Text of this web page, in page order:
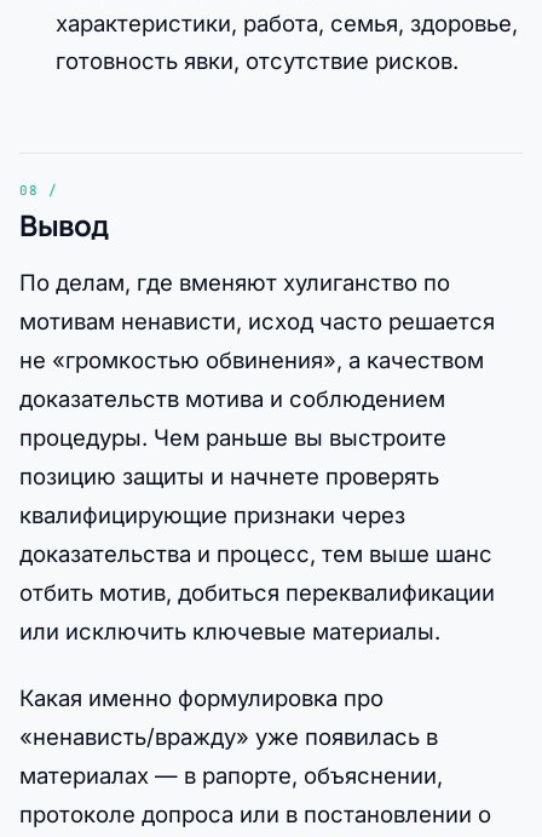
характеристики, работа, семья, здоровье,
готовность явки, отсутствие рисков.
Вывод
По делам, где вменяют хулиганство по
мотивам ненависти, исход часто решается
не «громкостью обвинения», а качеством
доказательств мотива и соблюдением
процедуры. Чем раньше вы выстроите
позицию защиты и начнете проверять
квалифицирующие признаки через
доказательства и процесс, тем выше шанс
отбить мотив, добиться переквалификации
или исключить ключевые материалы.
Какая именно формулировка про
«ненависть/вражду» уже появилась в
материалах — в рапорте, объяснении,
протоколе допроса или в постановлении о